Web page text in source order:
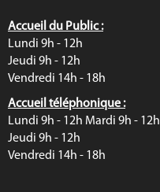
Accueil du Public :
Lundi 9h - 12h
Jeudi 9h - 12h
Vendredi 14h - 18h
Accueil téléphonique :
Lundi 9h - 12h Mardi 9h - 12h
Jeudi 9h - 12h
Vendredi 14h - 18h